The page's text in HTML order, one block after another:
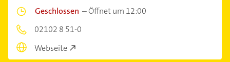
Geschlossen –Öffnet um 12:00
02102 8 51-0
Webseite